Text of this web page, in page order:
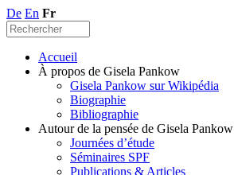
De En Fr
Accueil
À propos de Gisela Pankow
Gisela Pankow sur Wikipédia
Biographie
Bibliographie
Autour de la pensée de Gisela Pankow
Journées d’étude
Séminaires SPF
Publications & Articles